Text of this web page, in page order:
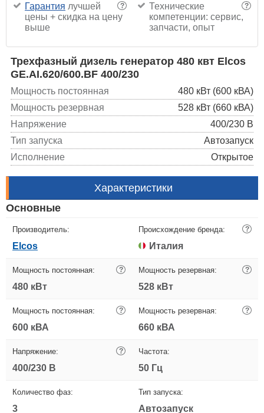
?
Гарантия лучшей
цены + скидка на цену
выше
?
Технические
компетенции: сервис,
запчасти, опыт
Трехфазный дизель генератор 480 квт Elcos
GE.AI.620/600.BF 400/230
Мощность постоянная
480 кВт (600 кВА)
Мощность резервная
528 кВт (660 кВА)
Напряжение
400/230 В
Тип запуска
Автозапуск
Исполнение
Открытое
Характеристики
Основные
Производитель:
Elcos
Происхождение бренда: ?
Италия
Мощность постоянная: ?
480 кВт
Мощность резервная: ?
528 кВт
Мощность постоянная: ?
600 кВА
Мощность резервная: ?
660 кВА
Напряжение: ?
400/230 В
Частота:
50 Гц
Количество фаз:
3
Тип запуска:
Автозапуск